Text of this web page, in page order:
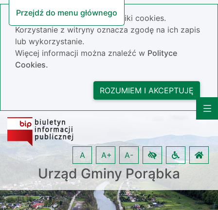
Przejdź do menu głównego
Nasza strona wykorzystuje pliki cookies.
Korzystanie z witryny oznacza zgodę na ich zapis
lub wykorzystanie.
Więcej informacji można znaleźć w Polityce
Cookies.
ROZUMIEM I AKCEPTUJĘ
Urząd Gminy Porąbka
A A+ A-